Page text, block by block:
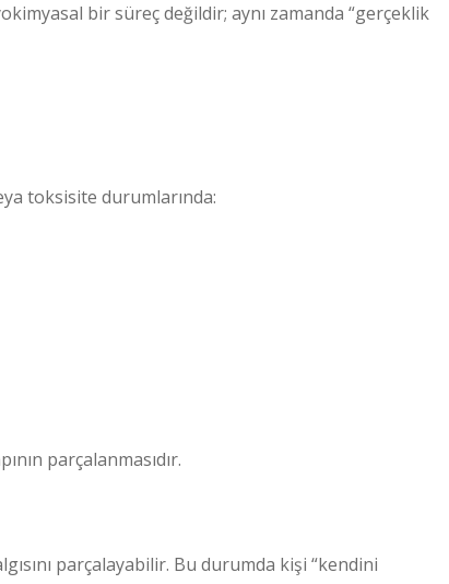
bir süreç değildir; aynı zamanda “gerçeklik
toksisite durumlarında:
parçalanmasıdır.
parçalayabilir. Bu durumda kişi “kendini